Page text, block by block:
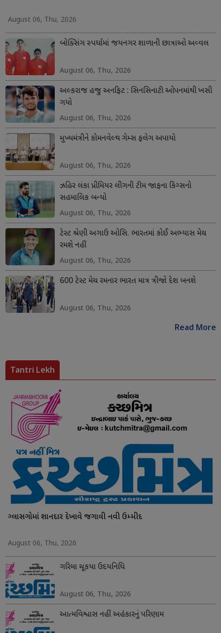
August 06, Thu, 2026
બોક્સિંગ સ્પર્ધામાં જયનગર શાળાની છાત્રાઓ અવ્વલ
August 06, Thu, 2026
અલ્કરાજ હજુ અનફિટ : સિનસિનાટી ઓપનમાંથી ખસી
ગયો
August 06, Thu, 2026
મુખ્યમંત્રીને કોમનવેલ્થ ગેમ્સ ફલેગ અપાયો
August 06, Thu, 2026
ઝહિર લંકા પ્રીમિયર લીગની ટીમ જાફના કિંગ્સનો
સહમાલિક બન્યો
August 06, Thu, 2026
ટેસ્ટ શ્રેણી અગાઉ ઓસિ. ભારતમાં કોઈ અભ્યાસ મેચ
રમશે નહીં
August 06, Thu, 2026
600 ટેસ્ટ મેચ રમનાર ભારત માત્ર ત્રીજો દેશ બનશે
August 06, Thu, 2026
Read More
Tantri Lekh
ગ્લાસગોમાં શાનદાર દેખાવે જગાવી નવી ઉમ્મીદ
August 06, Thu, 2026
ગરિમા ચૂકયા ઉદયનિધિ
August 06, Thu, 2026
આત્મવિશ્વાસ નહીં અહંકારનું પરિણામ